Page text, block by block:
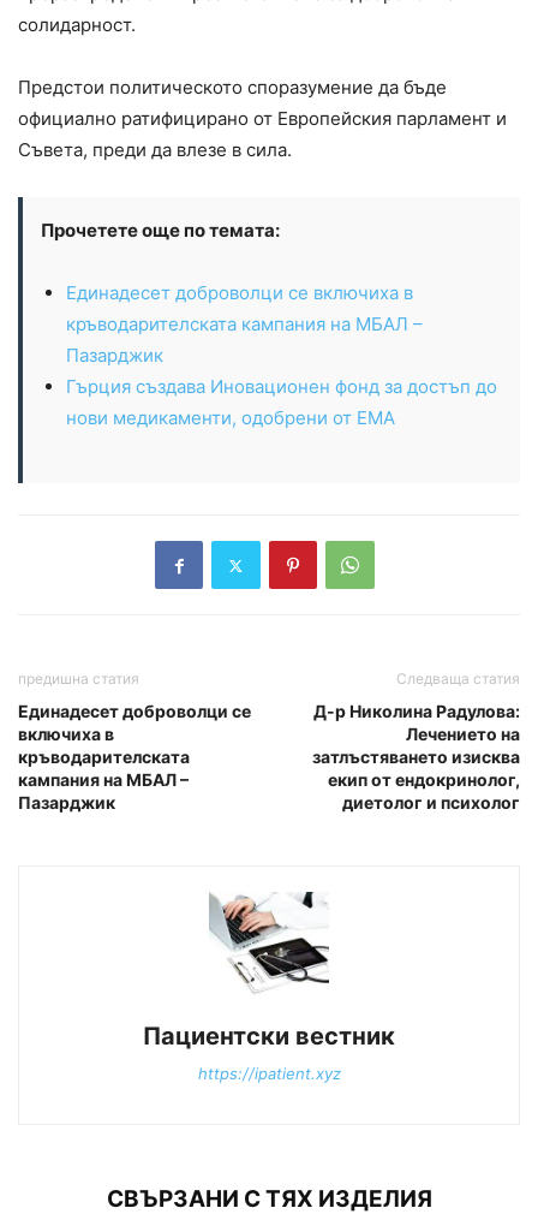
солидарност.
Предстои политическото споразумение да бъде
официално ратифицирано от Европейския парламент и
Съвета, преди да влезе в сила.
Прочетете още по темата:
Единадесет доброволци се включиха в
кръводарителската кампания на МБАЛ –
Пазарджик
Гърция създава Иновационен фонд за достъп до
нови медикаменти, одобрени от ЕМА
предишна статия
Единадесет доброволци се
включиха в
кръводарителската
кампания на МБАЛ –
Пазарджик
Следваща статия
Д-р Николина Радулова:
Лечението на
затлъстяването изисква
екип от ендокринолог,
диетолог и психолог
Пациентски вестник
https://ipatient.xyz
СВЪРЗАНИ С ТЯХ ИЗДЕЛИЯ